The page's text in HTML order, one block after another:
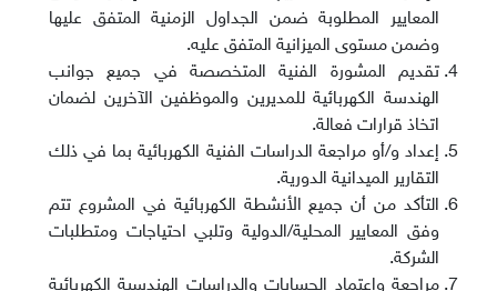
المعايير المطلوبة ضمن الجداول الزمنية المتفق عليها
وضمن مستوى الميزانية المتفق عليه.
تقديم المشورة الفنية المتخصصة في جميع جوانب
الهندسة الكهربائية للمديرين والموظفين الآخرين لضمان
اتخاذ قرارات فعالة.
إعداد و/أو مراجعة الدراسات الفنية الكهربائية بما في ذلك
التقارير الميدانية الدورية.
التأكد من أن جميع الأنشطة الكهربائية في المشروع تتم
وفق المعايير المحلية/الدولية وتلبي احتياجات ومتطلبات
الشركة.
مراجعة واعتماد الحسابات والدراسات الهندسية الكهربائية